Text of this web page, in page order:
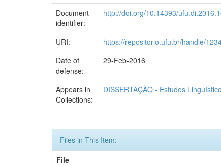
Document
identifier:
http://doi.org/10.14393/
URI:
https://repositorio.ufu.br/handle/
Date of
defense:
29-Feb-2016
Appears in
Collections:
DISSERTAÇÃO - Estudos
Files in This Item:
File